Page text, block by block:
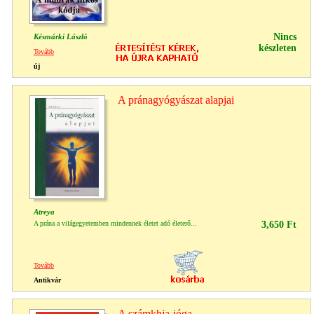
Késmárki László
Nincs
készleten
Tovább
új
A pránagyógyászat alapjai
Atreya
A prána a világegyetemben mindennek életet adó életerő... 3,650 Ft
Tovább
Antikvár